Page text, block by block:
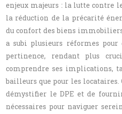
enjeux majeurs : la lutte contre
la réduction de la précarité
du confort des biens
a subi plusieurs réformes
pertinence, rendant plus
comprendre ses implications,
bailleurs que pour les locataires.
démystifier le DPE et de
nécessaires pour naviguer